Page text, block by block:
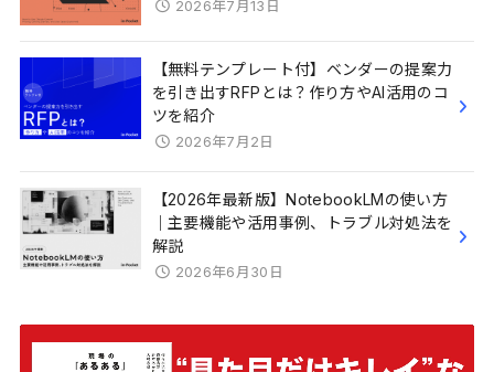
2026年7月13日
【無料テンプレート付】ベンダーの提案力
を引き出すRFPとは？作り方やAI活用のコ
ツを紹介
2026年7月2日
【2026年最新版】NotebookLMの使い方
｜主要機能や活用事例、トラブル対処法を
解説
2026年6月30日